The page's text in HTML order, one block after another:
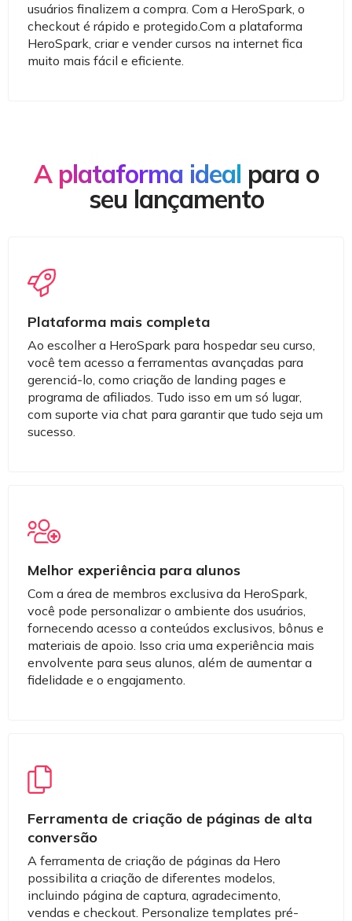
usuários finalizem a compra. Com a HeroSpark, o
checkout é rápido e protegido.Com a plataforma
HeroSpark, criar e vender cursos na internet fica
muito mais fácil e eficiente.
A plataforma ideal para o
seu lançamento
Plataforma mais completa
Ao escolher a HeroSpark para hospedar seu curso,
você tem acesso a ferramentas avançadas para
gerenciá-lo, como criação de landing pages e
programa de afiliados. Tudo isso em um só lugar,
com suporte via chat para garantir que tudo seja um
sucesso.
Melhor experiência para alunos
Com a área de membros exclusiva da HeroSpark,
você pode personalizar o ambiente dos usuários,
fornecendo acesso a conteúdos exclusivos, bônus e
materiais de apoio. Isso cria uma experiência mais
envolvente para seus alunos, além de aumentar a
fidelidade e o engajamento.
Ferramenta de criação de páginas de alta
conversão
A ferramenta de criação de páginas da Hero
possibilita a criação de diferentes modelos,
incluindo página de captura, agradecimento,
vendas e checkout. Personalize templates pré-